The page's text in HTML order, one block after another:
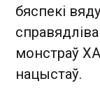
бяспекі
монстраў
нацыстаў.